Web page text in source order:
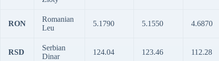
RON
Romanian
Leu
5.1790 5.1550 4.6870
RSD
Serbian
Dinar
124.04 123.46 112.28